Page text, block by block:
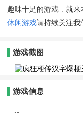
趣味十足的游戏，就
休闲游戏请持续关注我
游戏截图
游戏信息